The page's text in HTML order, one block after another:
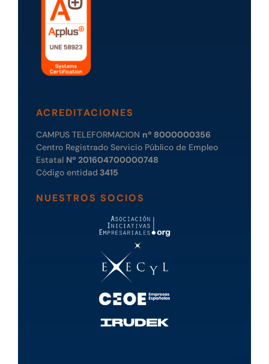
ACREDITACIONES
CAMPUS TELEFORMACION nº 8000000356
Centro Registrado Servicio Público de Empleo
Estatal Nº 201604700000748
Código entidad 3415
NUESTROS SOCIOS